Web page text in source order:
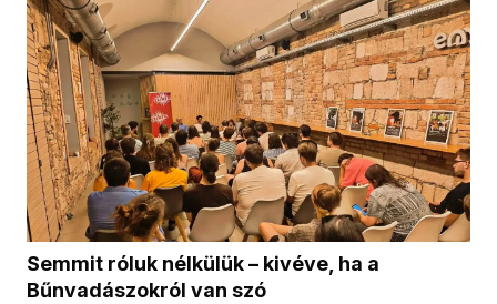
Semmit róluk nélkülük – kivéve, ha a
Bűnvadászokról van szó